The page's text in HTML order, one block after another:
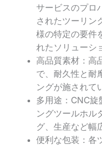
サービスのプロ
されたツーリン
様の特定の要件
れたソリューシ
高品質素材：高
で、耐久性と耐
ングが施されて
多用途：CNC旋
ングツールホル
グ、生産など幅
便利な包装：各